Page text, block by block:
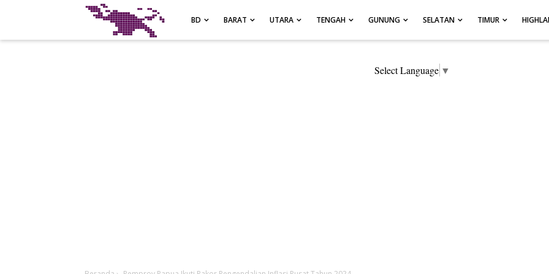
BD BARAT UTARA TENGAH GUNUNG SELATAN TIMUR
Select Language ▼